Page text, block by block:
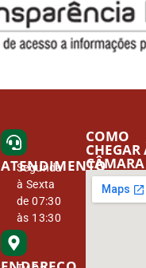
ATENDIMENTO
Segunda
à Sexta
de 07:30
às 13:30
COMO
CHEGAR
CÂMARA